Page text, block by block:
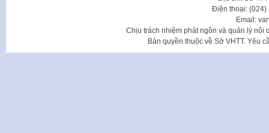
Điện thoại: (024)
Email:
Chịu trách nhiệm phát ngôn và quản lý nội
Bản quyền thuộc về Sở VHTT. Yêu